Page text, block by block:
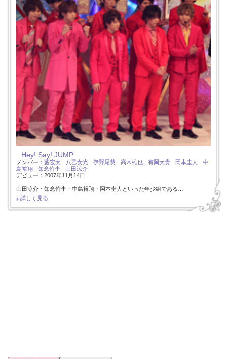
Hey! Say! JUMP
メンバー： 薮宏太 八乙女光 伊野尾慧 高木雄也 有岡大貴 岡本圭人
中
島裕翔
知念侑李
山田涼介
デビュー：2007年11月14日
山田涼介・知念侑李・中島裕翔・岡本圭人といった年少組である…
詳しく見る